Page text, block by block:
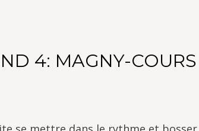
4: MAGNY-COURS